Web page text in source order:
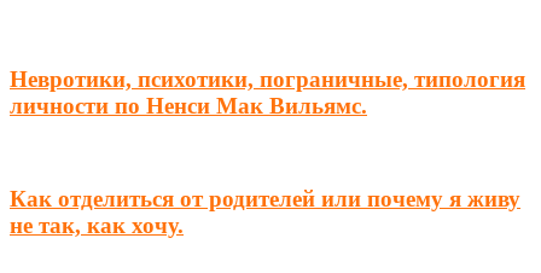
Невротики, психотики, пограничные, типология
личности по Ненси Мак Вильямс.
Как отделиться от родителей или почему я живу
не так, как хочу.